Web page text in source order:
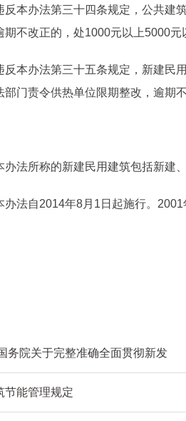
办法第三十四条规定，公共建筑
期不改正的，处1000元以上5000元
办法第三十五条规定，新建民用
部门责令供热单位限期整改，逾期
所称的新建民用建筑包括新建、
自2014年8月1日起施行。2001
务院关于完整准确全面贯彻新发
节能管理规定